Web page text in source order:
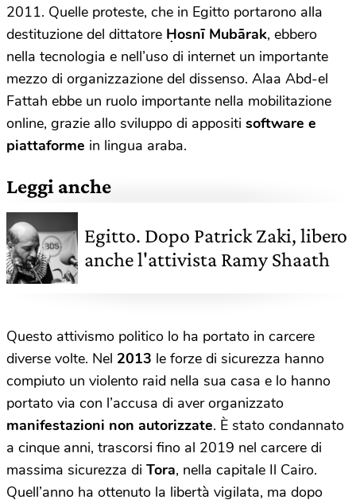
2011. Quelle proteste, che in Egitto portarono alla
destituzione del dittatore Ḥosnī Mubārak, ebbero
nella tecnologia e nell’uso di internet un importante
mezzo di organizzazione del dissenso. Alaa Abd-el
Fattah ebbe un ruolo importante nella mobilitazione
online, grazie allo sviluppo di appositi software e
piattaforme in lingua araba.
Leggi anche
Egitto. Dopo Patrick Zaki, libero
anche l'attivista Ramy Shaath
Questo attivismo politico lo ha portato in carcere
diverse volte. Nel 2013 le forze di sicurezza hanno
compiuto un violento raid nella sua casa e lo hanno
portato via con l’accusa di aver organizzato
manifestazioni non autorizzate. È stato condannato
a cinque anni, trascorsi fino al 2019 nel carcere di
massima sicurezza di Tora, nella capitale Il Cairo.
Quell’anno ha ottenuto la libertà vigilata, ma dopo